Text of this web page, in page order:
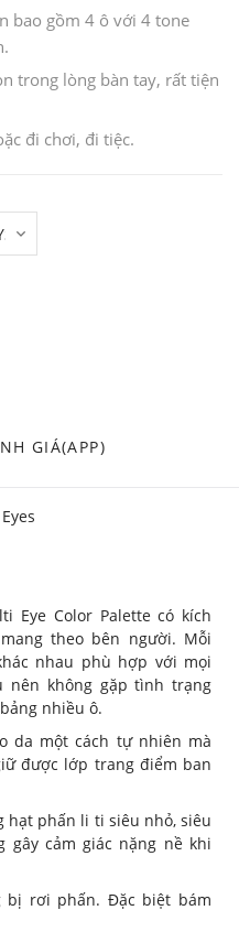
bao gồm 4 ô với 4 tone
trong lòng bàn tay, rất tiện
đi chơi, đi tiệc.
GIÁ(APP)
Eye Color Palette có kích
theo bên người. Mỗi
nhau phù hợp với mọi
nên không gặp tình trạng
nhiều ô.
da một cách tự nhiên mà
được lớp trang điểm ban
hạt phấn li ti siêu nhỏ, siêu
gây cảm giác nặng nề khi
bị rơi phấn. Đặc biệt bám